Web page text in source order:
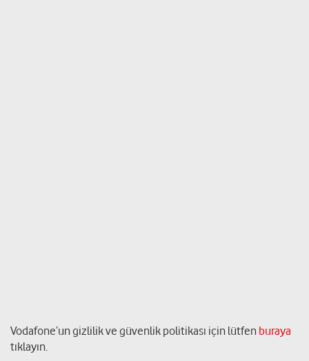
Vodafone’un gizlilik ve güvenlik politikası için lütfen buraya
tıklayın.